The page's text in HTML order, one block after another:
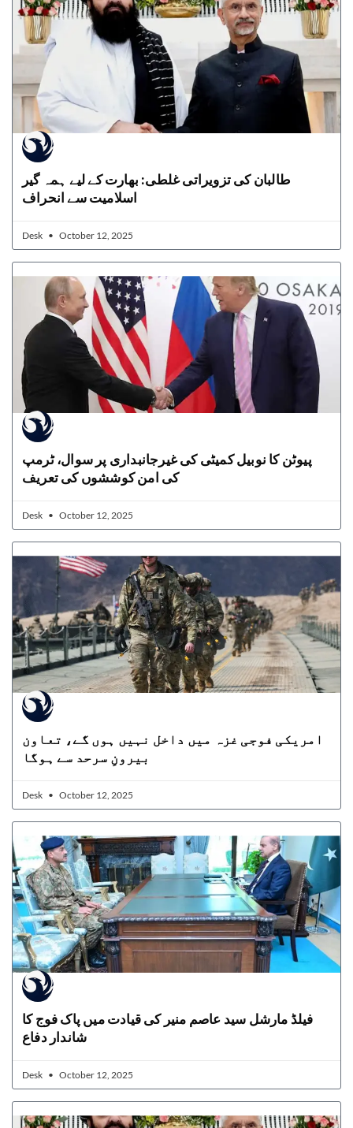
طالبان کی تزویراتی غلطی: بھارت کے لیے ہمہ گیر
اسلامیت سے انحراف
Desk October 12, 2025
پیوٹن کا نوبیل کمیٹی کی غیرجانبداری پر سوال، ٹرمپ
کی امن کوششوں کی تعریف
Desk October 12, 2025
امریکی فوجی غزہ میں داخل نہیں ہوں گے، تعاون
بیرونِ سرحد سے ہوگا
Desk October 12, 2025
فیلڈ مارشل سید عاصم منیر کی قیادت میں پاک فوج کا
شاندار دفاع
Desk October 12, 2025